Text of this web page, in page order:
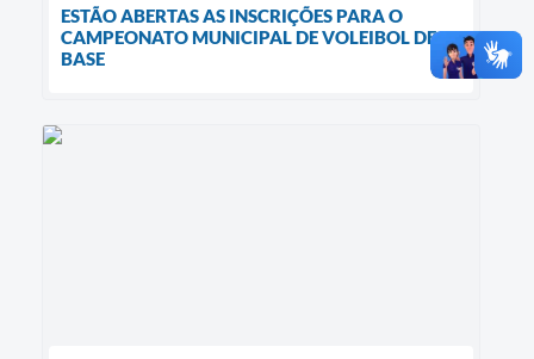
ESTÃO ABERTAS AS INSCRIÇÕES PARA O
CAMPEONATO MUNICIPAL DE VOLEIBOL DE
BASE